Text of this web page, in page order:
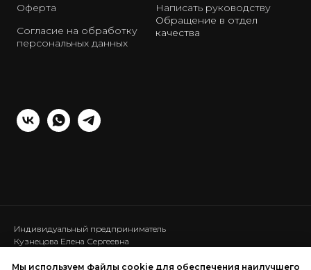
Оферта
Согласие на обработку
персональных данных
Написать руководству
Обращение в отдел
качества
Индивидуальный предприниматель
Кузнецова Елена Сергеевна
ОГРНИП: 317440100025111
Мы используем файлы cookie для обеспечения наилучшего